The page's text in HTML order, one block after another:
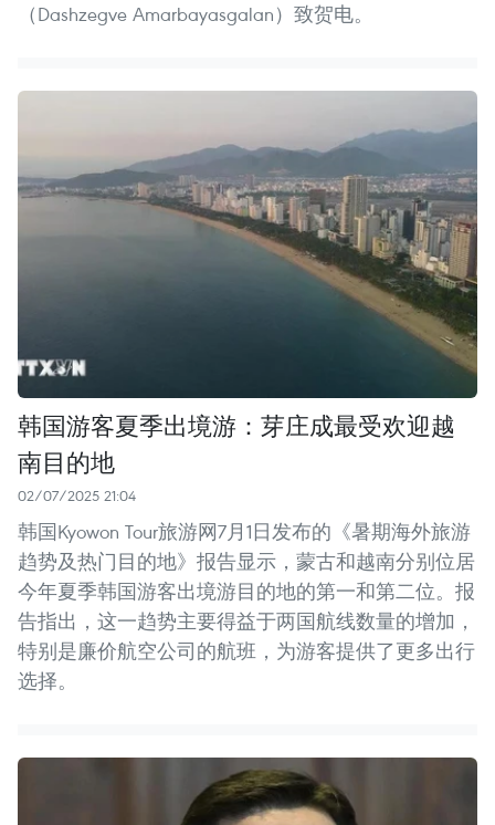
（Dashzegve Amarbayasgalan）致贺电。
韩国游客夏季出境游：芽庄成最受欢迎越
南目的地
02/07/2025 21:04
韩国Kyowon Tour旅游网7月1日发布的《暑期海外旅游
趋势及热门目的地》报告显示，蒙古和越南分别位居
今年夏季韩国游客出境游目的地的第一和第二位。报
告指出，这一趋势主要得益于两国航线数量的增加，
特别是廉价航空公司的航班，为游客提供了更多出行
选择。